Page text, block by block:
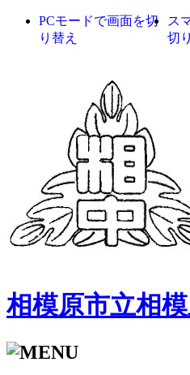
PCモードで画面を切
り替え
ス
切
相模原市立相